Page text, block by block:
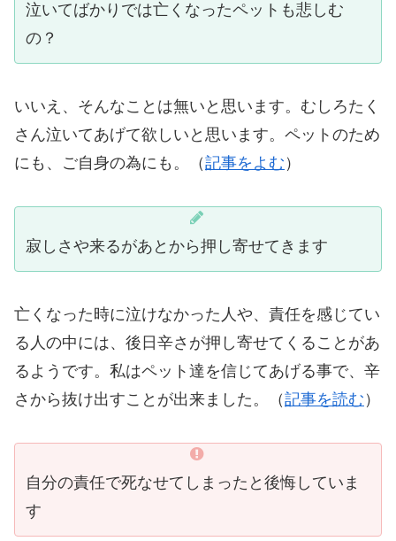
泣いてばかりでは亡くなったペットも悲しむ
の？
いいえ、そんなことは無いと思います。むしろたく
さん泣いてあげて欲しいと思います。ペットのため
にも、ご自身の為にも。（記事をよむ ）
寂しさや来るがあとから押し寄せてきます
亡くなった時に泣けなかった人や、責任を感じてい
る人の中には、後日辛さが押し寄せてくることがあ
るようです。私はペット達を信じてあげる事で、辛
さから抜け出すことが出来ました。（記事を読む ）
自分の責任で死なせてしまったと後悔していま
す